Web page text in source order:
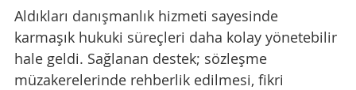
Aldıkları danışmanlık hizmeti sayesinde
karmaşık hukuki süreçleri daha kolay yönetebilir
hale geldi. Sağlanan destek; sözleşme
müzakerelerinde rehberlik edilmesi, fikri